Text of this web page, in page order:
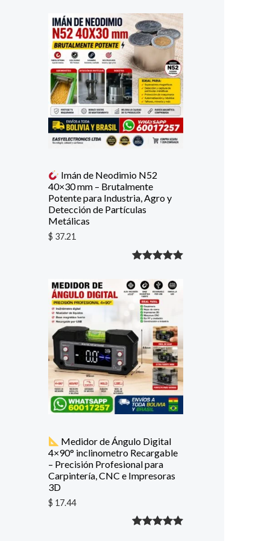
Imán de Neodimio N52
40×30 mm – Brutalmente
Potente para Industria, Agro y
Detección de Partículas
Metálicas
$ 37.21
con 5.00de
5 en base
avaloración
de un
cliente
Medidor de Ángulo Digital
4×90° inclinometro Recargable
– Precisión Profesional para
Carpintería, CNC e Impresoras
3D
$ 17.44